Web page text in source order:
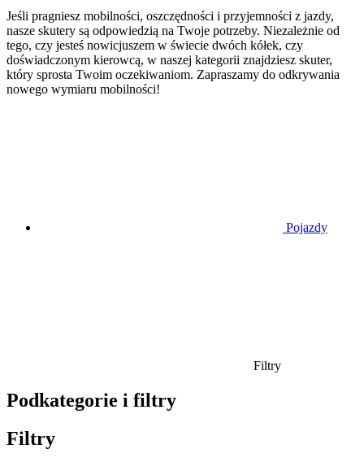
Jeśli pragniesz mobilności, oszczędności i przyjemności z jazdy,
nasze skutery są odpowiedzią na Twoje potrzeby. Niezależnie od
tego, czy jesteś nowicjuszem w świecie dwóch kółek, czy
doświadczonym kierowcą, w naszej kategorii znajdziesz skuter,
który sprosta Twoim oczekiwaniom. Zapraszamy do odkrywania
nowego wymiaru mobilności!
Pojazdy
Filtry
Podkategorie i filtry
Filtry